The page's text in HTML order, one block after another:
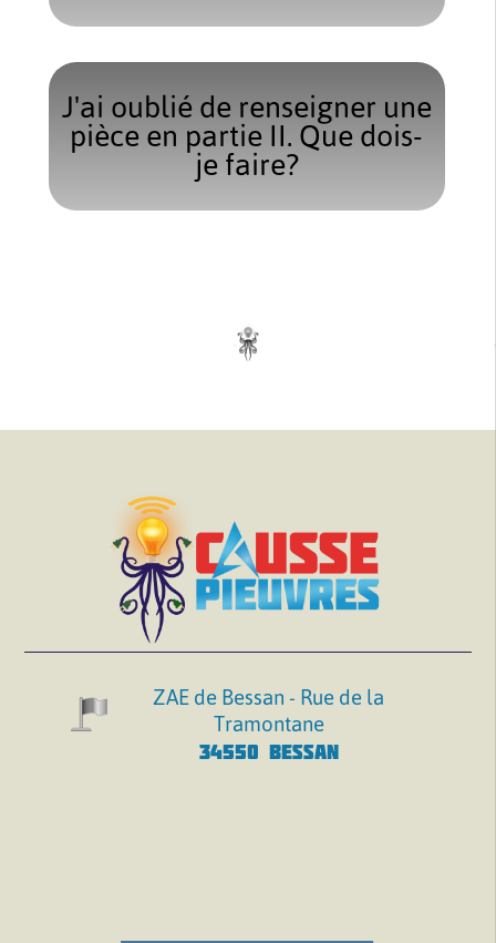
J'ai oublié de renseigner une
pièce en partie II. Que dois-
je faire?
ZAE de Bessan - Rue de la
Tramontane
34550 BESSAN